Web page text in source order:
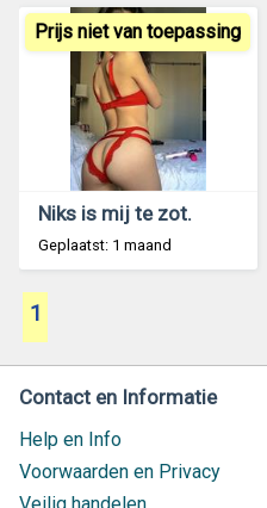
Niks is mij te zot.
Geplaatst: 1 maand
Prijs niet van toepassing
1
Contact en Informatie
Help en Info
Voorwaarden en Privacy